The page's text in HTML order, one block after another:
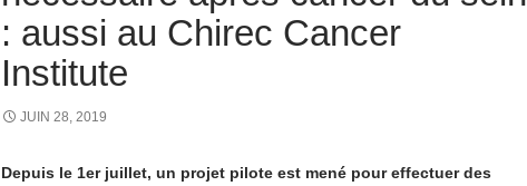
: aussi au Chirec Cancer
Institute
JUIN 28, 2019
Depuis le 1er juillet, un projet pilote est mené pour effectuer des